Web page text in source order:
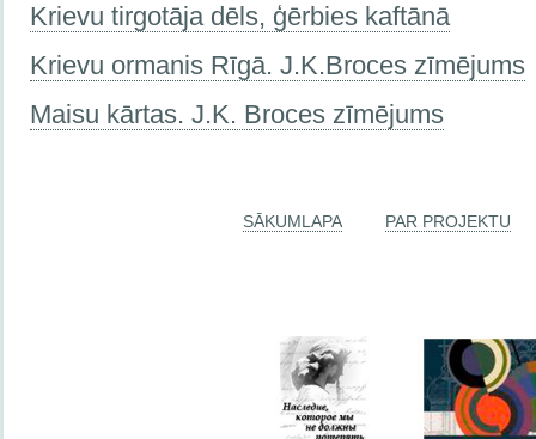
Krievu tirgotāja dēls, ģērbies kaftānā
Krievu ormanis Rīgā. J.K.Broces zīmējums
Maisu kārtas. J.K. Broces zīmējums
SĀKUMLAPA PAR PROJEKTU